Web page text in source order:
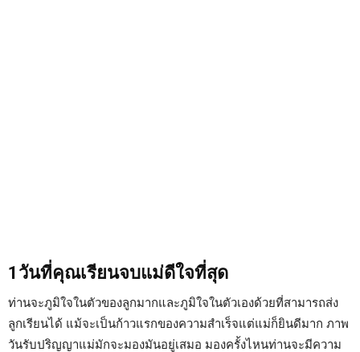
1วันที่คุณเรียนจบแม่ดีใจที่สุด
ท่านจะภูมิใจในตัวของลูกมากและภูมิใจในตัวเองด้วยที่สามารถส่ง
ลูกเรียนได้ แม้จะเป็นก้าวแรกของความสำเร็จแต่แม่ก็ยินดีมาก ภาพ
วันรับปริญญาแม่มักจะมองมันอยู่เสมอ มองครั้งไหนท่านจะมีความ